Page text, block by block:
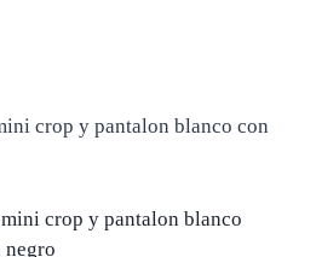
mini crop y pantalon blanco
negro